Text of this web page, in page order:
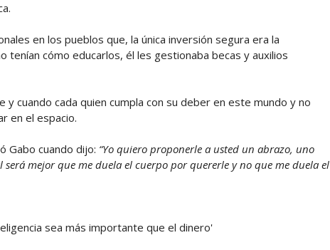
en los pueblos que, la única inversión segura era la
tenían cómo educarlos, él les gestionaba becas y auxilios
cuando cada quien cumpla con su deber en este mundo y no
en el espacio.
Gabo cuando dijo: “Yo quiero proponerle a usted un abrazo, uno
mejor que me duela el cuerpo por quererle y no que me duela el
sea más importante que el dinero'